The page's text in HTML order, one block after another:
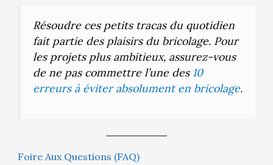
Résoudre ces petits tracas du quotidien
fait partie des plaisirs du bricolage. Pour
les projets plus ambitieux, assurez-vous
de ne pas commettre l’une des 10
erreurs à éviter absolument en bricolage.
Foire Aux Questions (FAQ)